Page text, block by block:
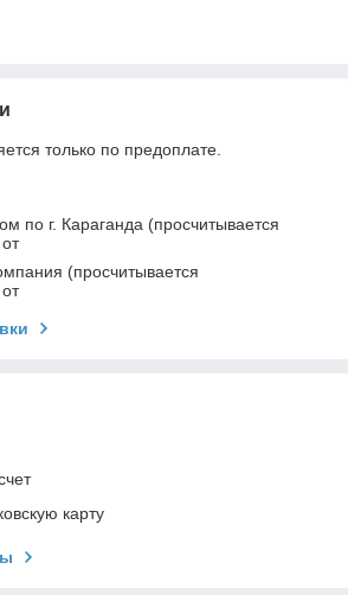
только по предоплате.
по г. Караганда (просчитывается
(просчитывается
карту